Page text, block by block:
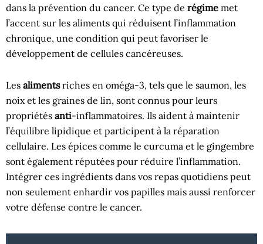
dans la prévention du cancer. Ce type de régime met
l’accent sur les aliments qui réduisent l’inflammation
chronique, une condition qui peut favoriser le
développement de cellules cancéreuses.
Les alimentsriches en oméga-3, tels que le saumon, les
noix et les graines de lin, sont connus pour leurs
propriétés anti-inflammatoires. Ils aident à maintenir
l’équilibre lipidique et participent à la réparation
cellulaire. Les épices comme le curcuma et le gingembre
sont également réputées pour réduire l’inflammation.
Intégrer ces ingrédients dans vos repas quotidiens peut
non seulement enhardir vos papilles mais aussi renforcer
votre défense contre le cancer.